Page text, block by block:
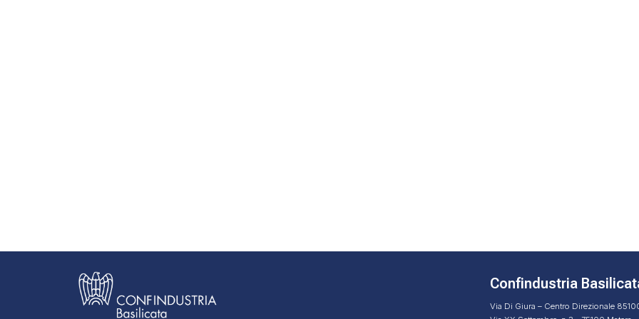
Confindustria
Via Di Giura – Centro Direzionale